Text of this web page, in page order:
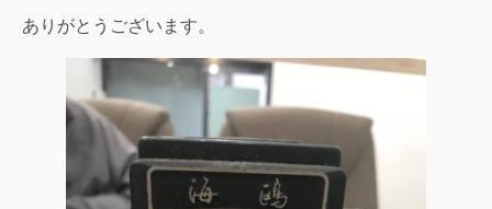
ありがとうございます。